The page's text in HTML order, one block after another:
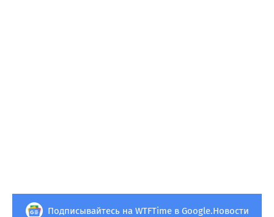
Подписывайтесь на WTFTime в Google.Новости